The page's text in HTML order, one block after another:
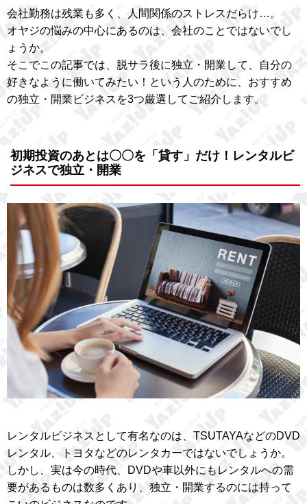
会社勤務は残業も多く、人間関係のストレスだらけ…。
オヤジの悩みの中心にあるのは、会社のことではないでし
ょうか。
そこでこの記事では、脱サラ後に独立・開業して、自分の
好きなように働いてみたい！という人のために、おすすめ
の独立・開業ビジネスを3つ厳選してご紹介します。
初期投資のあとは〇〇を「貸す」だけ！レンタルビ
ジネスで独立・開業
レンタルビジネスとして有名なのは、TSUTAYAなどのDVD
レンタル、トヨタなどのレンタカーではないでしょうか。
しかし、実は今の時代、DVDや車以外にもレンタルへの需
要があるものは数多くあり、独立・開業するのには持って